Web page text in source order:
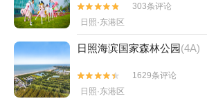


303条评论
日照·东港区
日照海滨国家森林公园(4A)


1629条评论
日照·东港区